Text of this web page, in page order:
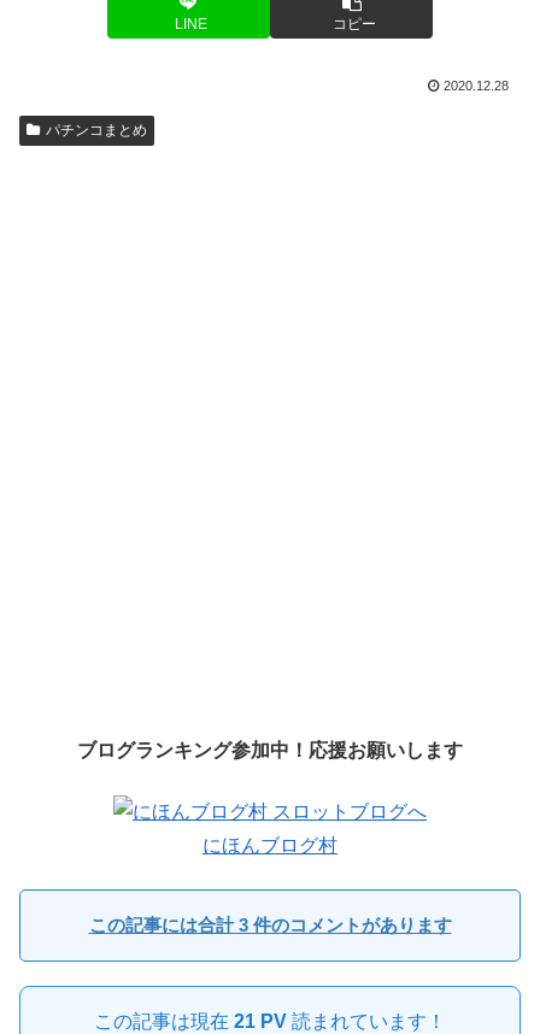
LINE コピー
2020.12.28
パチンコまとめ
ブログランキング参加中！応援お願いします
にほんブログ村
この記事には合計 3 件のコメントがあります
この記事は現在 21 PV 読まれています！